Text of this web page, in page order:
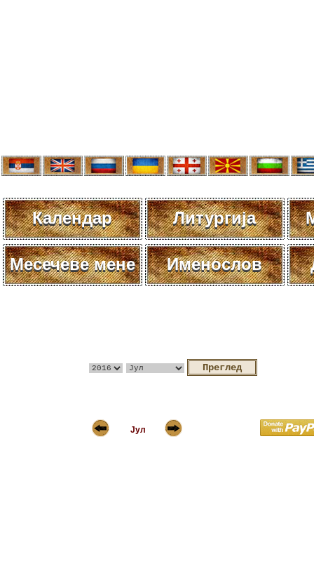
Календар Литургија
Месечеве мене Именослов
Јул